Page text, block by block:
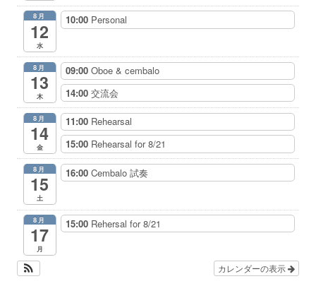
8月
12
水
10:00 Personal
8月
13
木
09:00 Oboe & cembalo
14:00 交流会
8月
14
金
11:00 Rehearsal
15:00 Rehearsal for 8/21
8月
15
土
16:00 Cembalo 試奏
8月
17
月
15:00 Rehersal for 8/21
カレンダーの表示